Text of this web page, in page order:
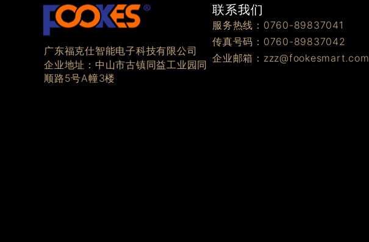
广东福克仕智能电子科技有限公司
企业地址：中山市古镇同益工业园同
顺路5号A幢3楼
联系我们
服务热线：0760-89837041
传真号码：0760-89837042
企业邮箱：zzz@fookesmart.com